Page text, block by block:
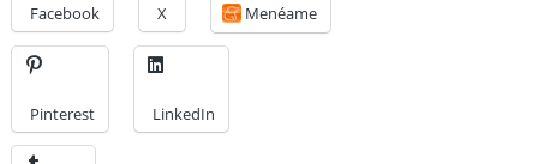
Facebook X Menéame
Pinterest LinkedIn